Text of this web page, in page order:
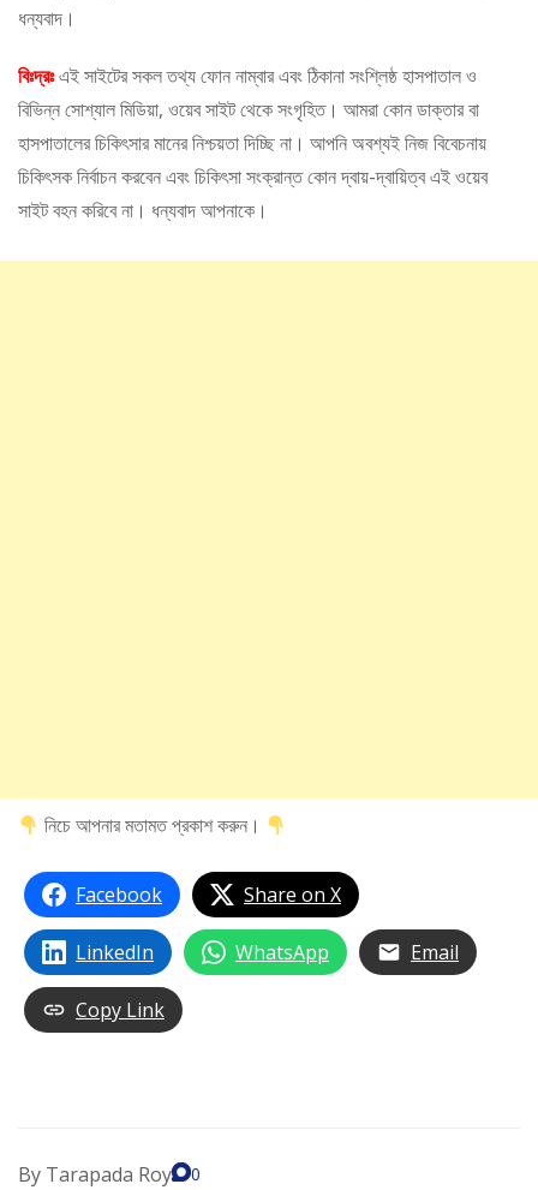
ধন্যবাদ।
বিঃদ্রঃএই সাইটের সকল তথ্য ফোন নাম্বার এবং ঠিকানা সংশ্লিষ্ঠ হাসপাতাল ও
বিভিন্ন সোশ্যাল মিডিয়া, ওয়েব সাইট থেকে সংগৃহিত। আমরা কোন ডাক্তার বা
হাসপাতালের চিকিৎসার মানের নিশ্চয়তা দিচ্ছি না। আপনি অবশ্যই নিজ বিবেচনায়
চিকিৎসক নির্বাচন করবেন এবং চিকিৎসা সংক্রান্ত কোন দ্বায়-দ্বায়িত্ব এই ওয়েব
সাইট বহন করিবে না। ধন্যবাদ আপনাকে।
নিচে আপনার মতামত প্রকাশ করুন।
Facebook Share on X
LinkedIn WhatsApp Email
Copy Link
By Tarapada Roy 0